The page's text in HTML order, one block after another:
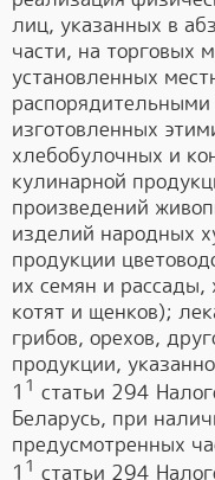
лиц, указанных в
части, на торговых
установленных
изготовленных
хлебобулочных и
кулинарной
произведений
изделий народных
продукции
их семян и
котят и щенков);
грибов, орехов,
продукции,
1 1 статьи 294
Беларусь, при
предусмотренных
1 1 статьи 294